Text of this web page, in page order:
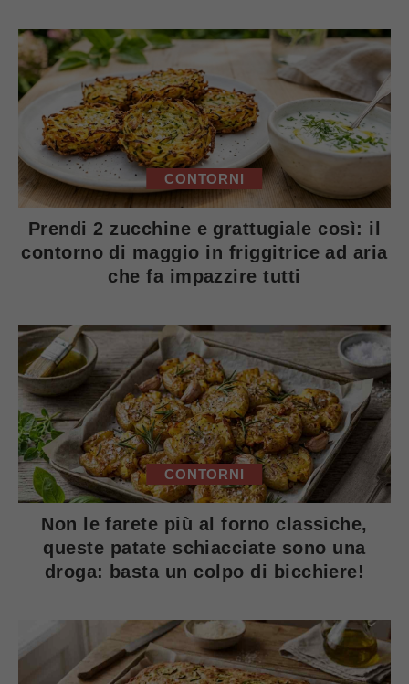
CONTORNI
Prendi 2 zucchine e grattugiale così: il
contorno di maggio in friggitrice ad aria
che fa impazzire tutti
CONTORNI
Non le farete più al forno classiche,
queste patate schiacciate sono una
droga: basta un colpo di bicchiere!